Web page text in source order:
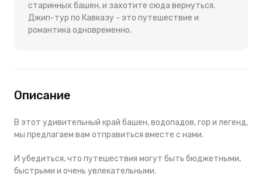
старинных башен, и захотите сюда вернуться.
Джип-тур по Кавказу - это путешествие и
романтика одновременно.
Описание
В этот удивительный край башен, водопадов, гор и легенд,
мы предлагаем вам отправиться вместе с нами.
И убедиться, что путешествия могут быть бюджетными,
быстрыми и очень увлекательными.